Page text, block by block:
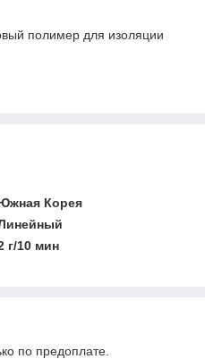
полимер для изоляции
Корея
г/10 мин
по предоплате.